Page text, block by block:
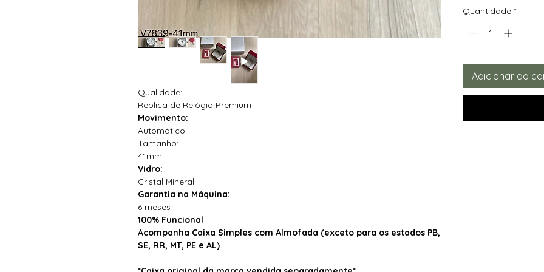
Qualidade:
Réplica de Relógio Premium
Movimento:
Automático
Tamanho:
41mm
Vidro:
Cristal Mineral
Garantia na Máquina:
6 meses
100% Funcional
Acompanha Caixa Simples com Almofada (exceto para os estados PB,
SE, RR, MT, PE e AL)
Quantidade *
Adicionar ao